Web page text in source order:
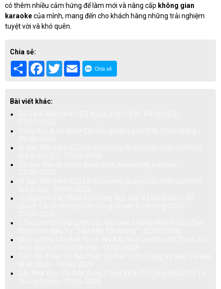
có thêm nhiều cảm hứng để làm mới và nâng cấp không gian
karaokecủa mình, mang đến cho khách hàng những trải nghiệm
tuyệt vời và khó quên.
Chia sẻ:
Share FacebookTwitterEmail Chia sẻ
Bài viết khác: